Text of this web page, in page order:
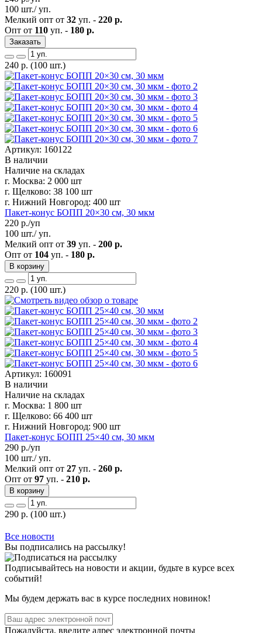
100 шт./ уп.
Мелкий опт от 32 уп. - 220 р.
Опт от 110 уп. - 180 р.
Заказать
240 р. (100 шт.)
Артикул: 160122
В наличии
Наличие на складах
г. Москва: 2 000 шт
г. Щелково: 38 100 шт
г. Нижний Новгород: 400 шт
Пакет-конус БОПП 20×30 см, 30 мкм
220 р./уп
100 шт./ уп.
Мелкий опт от 39 уп. - 200 р.
Опт от 104 уп. - 180 р.
В корзину
220 р. (100 шт.)
Артикул: 160091
В наличии
Наличие на складах
г. Москва: 1 800 шт
г. Щелково: 66 400 шт
г. Нижний Новгород: 900 шт
Пакет-конус БОПП 25×40 см, 30 мкм
290 р./уп
100 шт./ уп.
Мелкий опт от 27 уп. - 260 р.
Опт от 97 уп. - 210 р.
В корзину
290 р. (100 шт.)
Все новости
Вы подписались на рассылку!
Подписывайтесь на новости и акции, будьте в курсе всех
событий!
Мы будем держать вас в курсе последних новинок!
Пожалуйста, введите адрес электронной почты